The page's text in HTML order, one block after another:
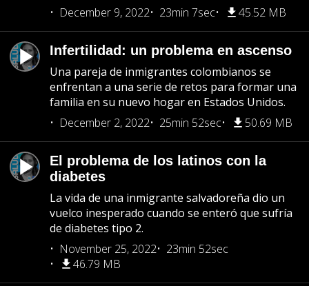
December 9, 2022
23min 7sec 45.52 MB
Infertilidad: un problema en ascenso
Una pareja de inmigrantes colombianos se
enfrentan a una serie de retos para formar una
familia en su nuevo hogar en Estados Unidos.
December 2, 2022
25min 52sec 50.69 MB
El problema de los latinos con la
diabetes
La vida de una inmigrante salvadoreña dio un
vuelco inesperado cuando se enteró que sufría
de diabetes tipo 2.
November 25, 2022
23min 52sec
46.79 MB